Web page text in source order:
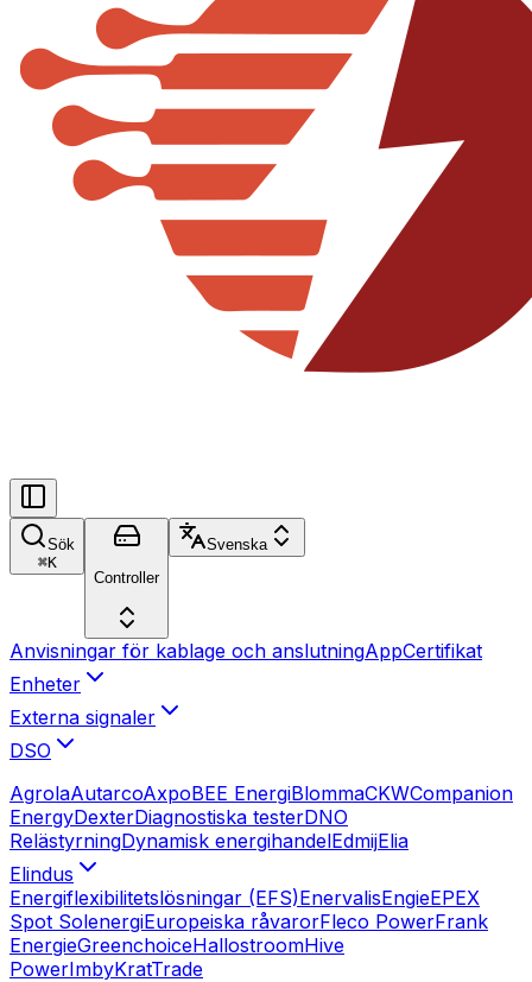
Sök
⌘K
Controller
Svenska
Anvisningar för kablage och anslutningAppCertifikat
Enheter
Externa signaler
DSO
AgrolaAutarcoAxpoBEE EnergiBlommaCKWCompanion
EnergyDexterDiagnostiska testerDNO
RelästyrningDynamisk energihandelEdmijElia
Elindus
Energiflexibilitetslösningar (EFS)EnervalisEngieEPEX
Spot SolenergiEuropeiska råvarorFleco PowerFrank
EnergieGreenchoiceHallostroomHive
PowerImbyKratTrade